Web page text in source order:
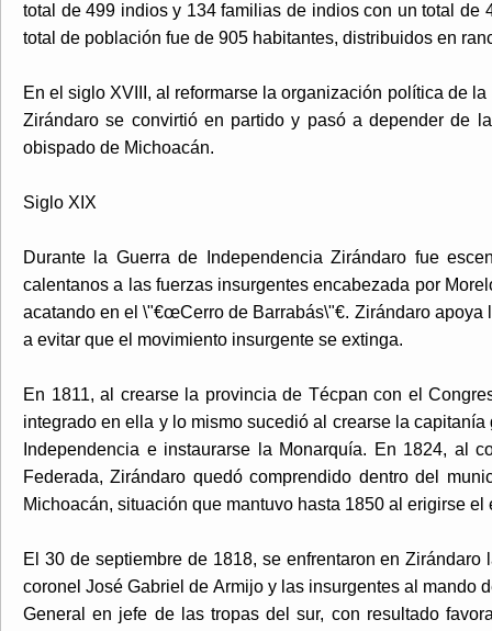
total de 499 indios y 134 familias de indios con un total de
total de población fue de 905 habitantes, distribuidos en
En el siglo XVIII, al reformarse la organización política de
Zirándaro se convirtió en partido y pasó a depender de
obispado de Michoacán.
Siglo XIX
Durante la Guerra de Independencia Zirándaro fue
calentanos a las fuerzas insurgentes encabezada por
acatando en el \"€œCerro de Barrabás\"€. Zirándaro
a evitar que el movimiento insurgente se extinga.
En 1811, al crearse la provincia de Técpan con el
integrado en ella y lo mismo sucedió al crearse la
Independencia e instaurarse la Monarquía. En 1824, al
Federada, Zirándaro quedó comprendido dentro del
Michoacán, situación que mantuvo hasta 1850 al erigirse el
El 30 de septiembre de 1818, se enfrentaron en
coronel José Gabriel de Armijo y las insurgentes al mando
General en jefe de las tropas del sur, con resultado